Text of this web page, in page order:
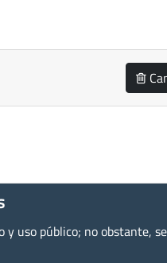
y uso público; no obstante,